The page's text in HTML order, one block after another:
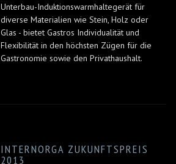
Unterbau-Induktionswarmhaltegerät für
diverse Materialien wie Stein, Holz oder
Glas - bietet Gastros Individualität und
Flexibilität in den höchsten Zügen für die
Gastronomie sowie den Privathaushalt.
INTERNORGA ZUKUNFTSPREIS
2013